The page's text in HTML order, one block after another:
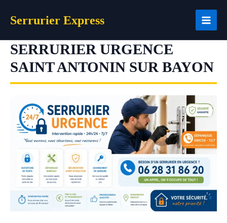
Serrurier Express
SERRURIER URGENCE
SAINT ANTONIN SUR BAYON